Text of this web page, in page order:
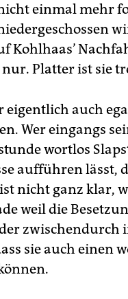
einmal mehr
Kohlhaas’
nur. Platter ist sie
eigentlich auch
Wer eingangs
wortlos
aufführen lässt,
nicht ganz klar,
weil die
sie auch einen